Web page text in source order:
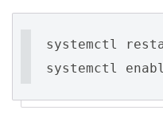
systemctl
systemctl